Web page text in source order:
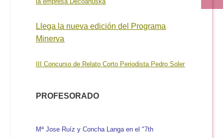
Llega la nueva edición del Programa
Minerva
III Concurso de Relato Corto Periodista Pedro Soler
PROFESORADO
Mª Jose Ruíz y Concha Langa en el "7th